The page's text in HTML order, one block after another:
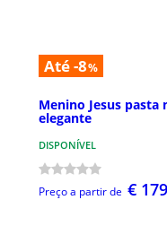
Até -8%
Menino Jesus
elegante
DISPONÍVEL
Preço a partir de €